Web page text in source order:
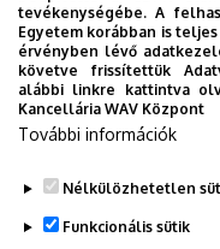
Email
Cím
4032 Debrecen,
Weboldalak
tevékenységébe. A
Egyetem korábban is
érvényben lévő
követve frissítettük
alábbi linkre kattintva
Kancellária WAV Központ
További információk
Nélkülözhetetlen
Funkcionális sütik